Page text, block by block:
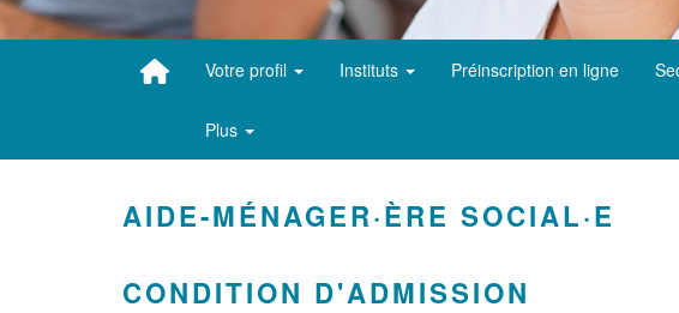
Votre profil Instituts Préinscription en ligne
Plus
AIDE-MÉNAGER·ÈRE SOCIAL·E
CONDITION D'ADMISSION